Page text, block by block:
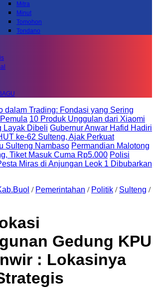
Mitra
Minut
Tomohon
Tondano
dalam Trading: Fondasi yang Sering
10 Produk Unggulan dari Xiaomi
Layak Dibeli Gubernur Anwar Hafid Hadiri
ke-62 Sulteng, Ajak Perkuat
Sulteng Nambaso Permandian Malotong
Tiket Masuk Cuma Rp5.000 Polisi
Miras di Anjungan Leok 1 Dibubarkan
/ Pemerintahan / Politik / Sulteng /
Gedung KPU
: Lokasinya